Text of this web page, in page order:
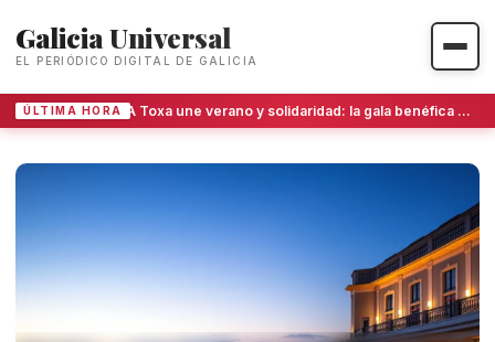
Galicia Universal
EL PERIÓDICO DIGITAL DE GALICIA
ÚLTIMA HORA A Toxa une verano y solidaridad: la gala benéfica que ya es imprescindible en O Grove
Galicia Universal - Noticias y